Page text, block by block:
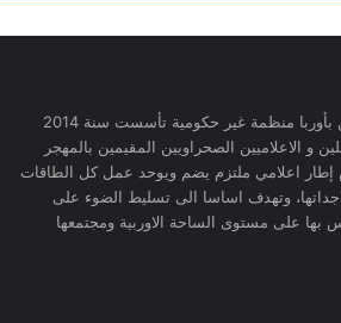
رابطة الصحفيين والاعلاميين بأوربا منظمة غير حكومية تأسست سنة 2014
و الاعلاميين الصحراويين المقيمين بالمهجر
اعلامي ملتزم يضم ويوحد عمل كل الطاقات
وتهدف اساسا الى تسليط الضوء على
بها على مستوى الساحة الاوربية ومجتمعها